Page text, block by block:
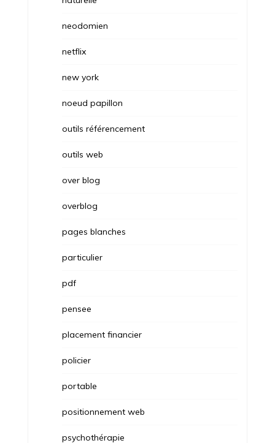
neodomien
netflix
new york
noeud papillon
outils référencement
outils web
over blog
overblog
pages blanches
particulier
pdf
pensee
placement financier
policier
portable
positionnement web
psychothérapie